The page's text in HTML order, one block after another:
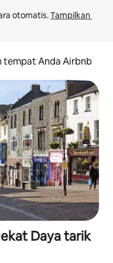
otomatis. Tampilkan
tempat Anda Airbnb
Daya tarik